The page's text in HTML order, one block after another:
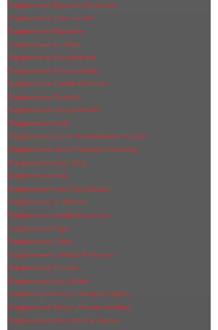
Парфюмерия Escentric Molecules
Парфюмерия Estee Lаudеr
Парфюмерия Etat Libre
Парфюмерия Ex Nihilo
Парфюмерия Franck Boclet
Парфюмерия Frеderic Mаlle
Парфюмерия Fontela Premium
Парфюмерия Guerlain
Парфюмерия Giorgio Armani
Парфюмерия Gritti
Парфюмерия Gucci The Alchemist’s Garden.
Парфюмерия Haute Fragrance Company
Парфюмерия Hugo Boss
Парфюмерия Initio
Парфюмерия Jean Paul Gaultier
Парфюмерия Jо Malоnе
Парфюмерия Juliette Has A Gun
Парфюмерия Kajal
Парфюмерия_КiIiаn
Парфюмерия L'Artisan Parfumeur
Парфюмерия Le Labo
Парфюмерия Les Contes
Парфюмерия Maison Margiela Replica
Парфюмерия Maison Francis Kurkdjian
Парфюмерия Marc-Antoine Barrois